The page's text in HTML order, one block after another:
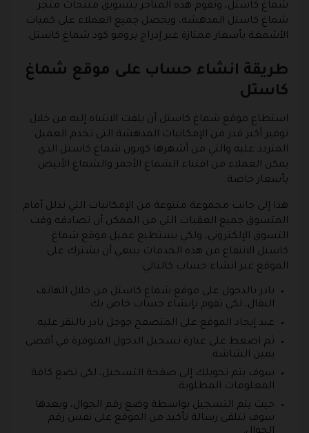
شماغ كاستل، وتقوم هذه المتاجر بتسويق منتجات متجر
شماغ كاستل المدهشة، ويحصل جميع العملاء على كميات
الأشمغة بأسعار ممتازة عبر إدراج برومو كود شماغ كاستل.
طريقة انشاء حساب على موقع شماغ
كاستل
استطاع موقع شماغ كاستل أن يلفت الانتباه إليه من خلال
توفير أكبر قدر من الإمكانيات المدهشة التي تخدم العميل
المتردد عليه والتي من أشهرها كوبون شماغ كاستل الذي
يمكن العملاء من اقتناء الشماغ الأحمر والشماغ الأبيض
بأسعار خاصة.
هذا إلى جانب مجموعة متنوعة من الإمكانيات التي تذلل أمام
المتسوق جميع العقبات التي من الممكن أن تصادفه وقت
التسوق الإلكتروني، ولكي يستطيع عميل موقع شماغ
كاستل الانتفاع من هذه الخدمات ينبغي أن يشترك على
الموقع عبر انشاء حساب كالتالي:
بادر بالدخول على موقع شماغ كاستل من خلال الهاتف
النقال، لكي تقوم بإنشاء حساب خاص بك.
عند إيجاد الموقع على المتصفح جوجل بادر بالنقر عليه.
ثم اضغط على عبارة تسجيل الدخول المتوفرة في أقصى
يمين الشاشة.
سوف يتم تحويلك إلى صفحة التسجيل، لكي تضع كافة
المعلومات المطلوبة.
حيث يتم التسجيل بواسطة وضع رقم الجوال، وبعدها
سوف تتلقى رسالة تأكيد من الموقع على نفس رقم